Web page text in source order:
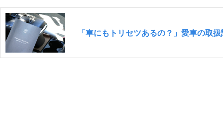
「車にもトリセツあるの？」愛車の取